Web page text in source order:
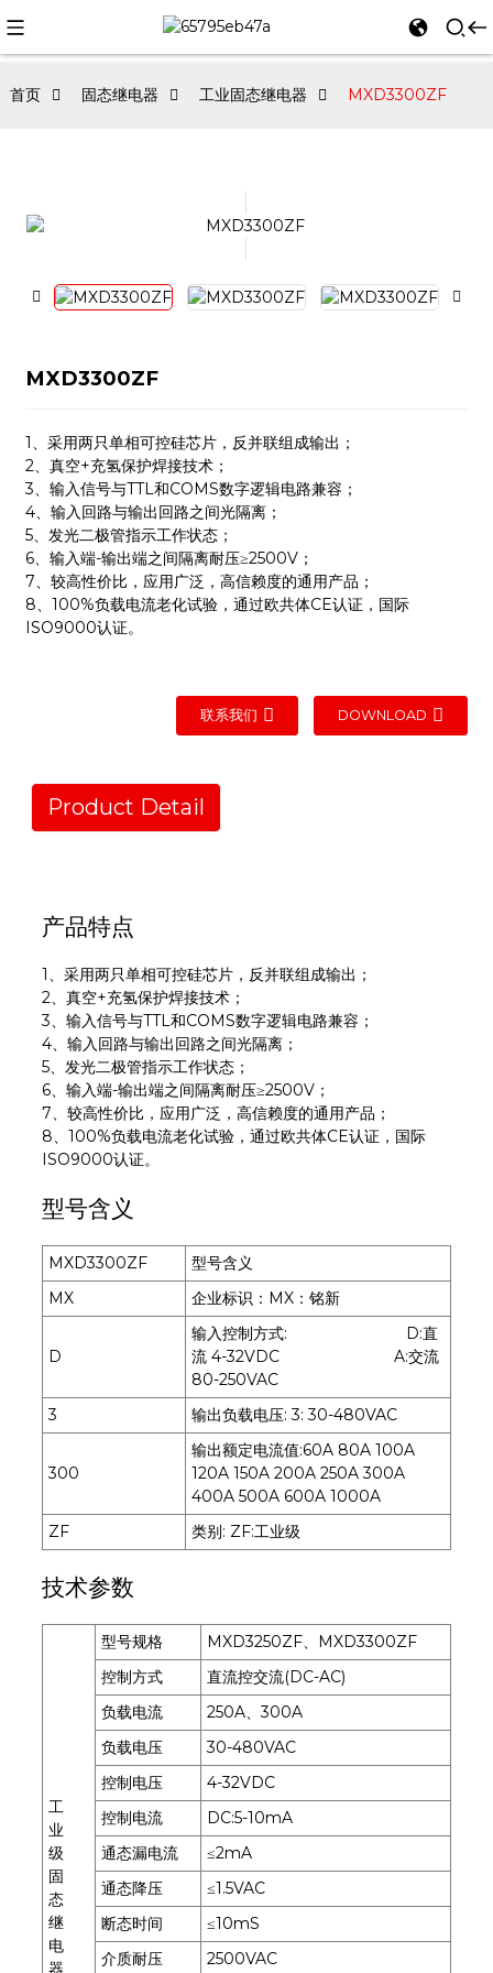
首页 固态继电器 工业固态继电器 MXD3300ZF
MXD3300ZF
1、采用两只单相可控硅芯片，反并联组成输出；
2、真空+充氢保护焊接技术；
3、输入信号与TTL和COMS数字逻辑电路兼容；
4、输入回路与输出回路之间光隔离；
5、发光二极管指示工作状态；
6、输入端-输出端之间隔离耐压≥2500V；
7、较高性价比，应用广泛，高信赖度的通用产品；
8、100%负载电流老化试验，通过欧共体CE认证，国际
ISO9000认证。
联系我们 DOWNLOAD
Product Detail
产品特点
1、采用两只单相可控硅芯片，反并联组成输出；
2、真空+充氢保护焊接技术；
3、输入信号与TTL和COMS数字逻辑电路兼容；
4、输入回路与输出回路之间光隔离；
5、发光二极管指示工作状态；
6、输入端-输出端之间隔离耐压≥2500V；
7、较高性价比，应用广泛，高信赖度的通用产品；
8、100%负载电流老化试验，通过欧共体CE认证，国际
ISO9000认证。
型号含义
MXD3300ZF
型号含义
MX
企业标识：MX：铭新
D
输入控制方式: D:直
流 4-32VDC A:交流
80-250VAC
3
输出负载电压: 3: 30-480VAC
300
输出额定电流值:60A 80A 100A
120A 150A 200A 250A 300A
400A 500A 600A 1000A
ZF
类别: ZF:工业级
技术参数
工
业
级
固
态
继
电
器
型号规格
MXD3250ZF、MXD3300ZF
控制方式
直流控交流(DC-AC)
负载电流
250A、300A
负载电压
30-480VAC
控制电压
4-32VDC
控制电流
DC:5-10mA
通态漏电流
≤2mA
通态降压
≤1.5VAC
断态时间
≤10mS
介质耐压
2500VAC